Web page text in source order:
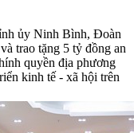
ủy Ninh Bình, Đoàn
trao tặng 5 tỷ đồng an
quyền địa phương
kinh tế - xã hội trên